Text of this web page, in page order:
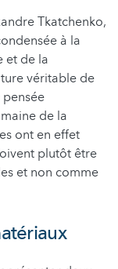
Tkatchenko,
à la
et de la
véritable de
de la
ont en effet
plutôt être
et non comme